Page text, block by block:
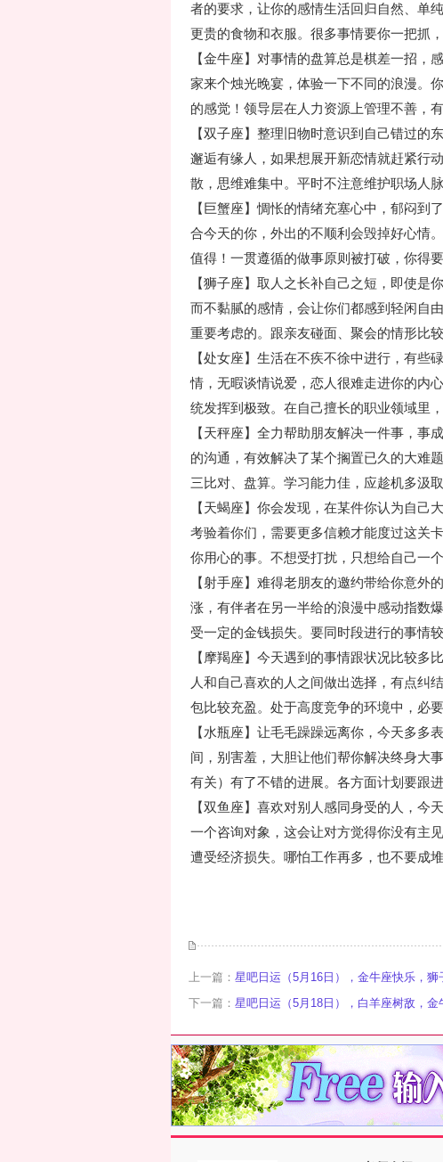
者的要求，让你的感情生活回归自然、单
更贵的食物和衣服。很多事情要你一把抓
【金牛座】对事情的盘算总是棋差一招，
家来个烛光晚宴，体验一下不同的浪漫。
的感觉！领导层在人力资源上管理不善，
【双子座】整理旧物时意识到自己错过的
邂逅有缘人，如果想展开新恋情就赶紧行
散，思维难集中。平时不注意维护职场人
【巨蟹座】惆怅的情绪充塞心中，郁闷
合今天的你，外出的不顺利会毁掉好心情
值得！一贯遵循的做事原则被打破，你得
【狮子座】取人之长补自己之短，即使
而不黏腻的感情，会让你们都感到轻闲自
重要考虑的。跟亲友碰面、聚会的情形比
【处女座】生活在不疾不徐中进行，有
情，无暇谈情说爱，恋人很难走进你的内
统发挥到极致。在自己擅长的职业领域里
【天秤座】全力帮助朋友解决一件事，
的沟通，有效解决了某个搁置已久的大难
三比对、盘算。学习能力佳，应趁机多汲
【天蝎座】你会发现，在某件你认为自己
考验着你们，需要更多信赖才能度过这关
你用心的事。不想受打扰，只想给自己一
【射手座】难得老朋友的邀约带给你意外
涨，有伴者在另一半给的浪漫中感动指数
受一定的金钱损失。要同时段进行的事情
【摩羯座】今天遇到的事情跟状况比较多
人和自己喜欢的人之间做出选择，有点纠
包比较充盈。处于高度竞争的环境中，必
【水瓶座】让毛毛躁躁远离你，今天多多
间，别害羞，大胆让他们帮你解决终身大
有关）有了不错的进展。各方面计划要跟
【双鱼座】喜欢对别人感同身受的人，今
一个咨询对象，这会让对方觉得你没有主
遭受经济损失。哪怕工作再多，也不要成
上一篇： 星吧日运（5月16日），金牛座快乐，
下一篇： 星吧日运（5月18日），白羊座树敌，